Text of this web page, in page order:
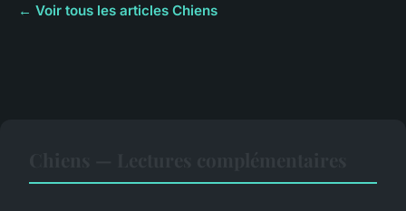
← Voir tous les articles Chiens